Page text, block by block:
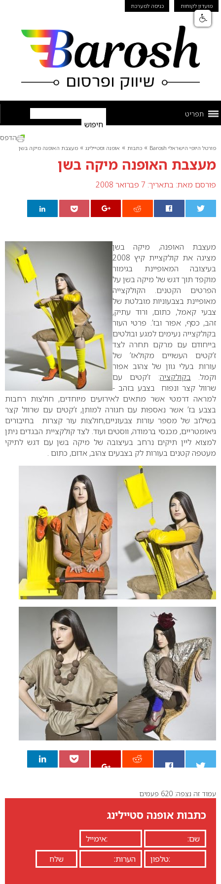
מועדון לקוחות כניסה למערכת
תפריט
פורטל היופי הישראלי Barosh » כתבות » אופנה וסטיילינג » מעצבת האופנה מיקה בשן
מעצבת האופנה מיקה בשן
פורסם מאת: בתאריך: 7 פברואר 2008
הדפס
מעצבת האופנה, מיקה בשן
מציגה את קולקציית קיץ 2008
בעיצובה המאופיינת בגימור
מוקפד תוך דגש של מיקה בשן על
הפרטים הקטנים. הקולקצייה
מאופיינת בצבעוניות מובלטת של
צבעי קאמל, כתום, ורוד עתיק,
זהב, כסף, אפור ובז’. פרטי העור
בקולקצייה נעימים למגע ובולטים
בייחודם עם מרקם תחרה לצד
ז’קטים העשויים מקולאז’ של
עורות בעלי גוון של צהוב אפור
וקמל.
בקולקציה: ז’קטים עם
שרוול קצר ונפוח בצבע בזהב -
למראה דרמטי אשר מתאים לאירועים מיוחדים, חולצות רחבות
בצבע בז’ אשר נאספות עם חגורה למותן, ז’קטים עם שרוול קצר
בשילוב של מספר עורות צבעוניים,חולצות עור קצרות בחיבורים
גיאומטריים, מכנסי ברמודה, ווסטים ועוד. לצד קולקציית הבגדים ניתן
למצוא ליין תיקים נרחב בעיצובה של מיקה בשן עם דגש לתיקי
מעטפה קטנים בעורות לק בצבעים צהוב, אדום, כתום .
0
עמוד זה נצפה: 620 פעמים
כתבות אופנה סטיילינג